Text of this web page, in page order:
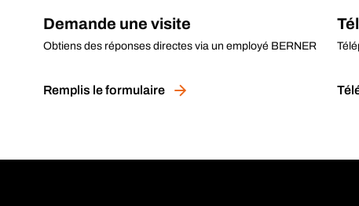
Demande une visite
Obtiens des réponses directes via un employé BERNER
Remplis le formulaire